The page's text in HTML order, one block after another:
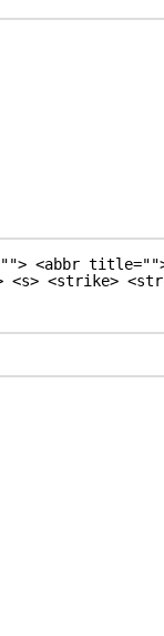
<abbr title="">
<s> <strike>